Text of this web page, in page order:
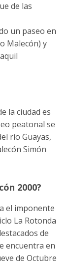
de las
un paseo en
Malecón) y
la ciudad es
peatonal se
río Guayas,
Simón
2000?
el imponente
La Rotonda
de
encuentra en
de Octubre